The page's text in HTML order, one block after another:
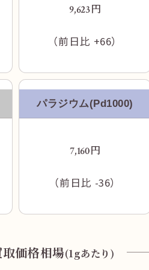
左方向、西川口陸橋方面へ
す。
9,623円
（前日比 +66）
パラジウム(Pd1000)
7,160円
（前日比 -36）
価格相場(1gあたり)